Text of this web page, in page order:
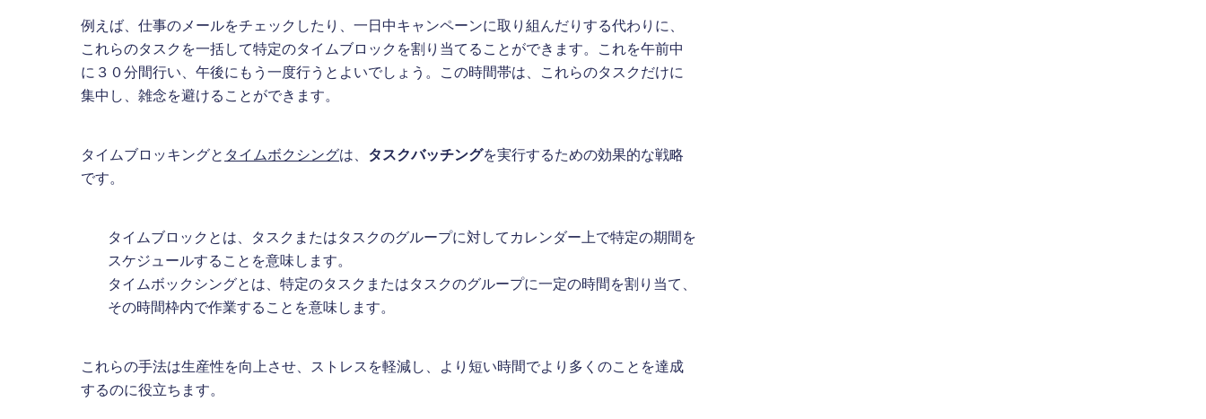
例えば、仕事のメールをチェックしたり、一日中キャンペーンに取り組んだりする代わりに、
これらのタスクを一括して特定のタイムブロックを割り当てることができます。これを午前中
に３０分間行い、午後にもう一度行うとよいでしょう。この時間帯は、これらのタスクだけに
集中し、雑念を避けることができます。
タイムブロッキングと タイムボクシングは、 タスクバッチングを実行するための効果的な戦略
です。
タイムブロックとは、タスクまたはタスクのグループに対してカレンダー上で特定の期間を
スケジュールすることを意味します。
タイムボックシングとは、特定のタスクまたはタスクのグループに一定の時間を割り当て、
その時間枠内で作業することを意味します。
これらの手法は生産性を向上させ、ストレスを軽減し、より短い時間でより多くのことを達成
するのに役立ちます。